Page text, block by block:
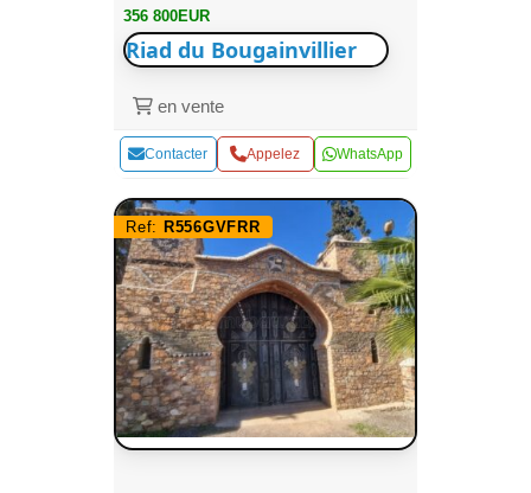
356 800EUR
Riad du Bougainvillier
en vente
Contacter Appelez WhatsApp
Ref: R556GVFRR